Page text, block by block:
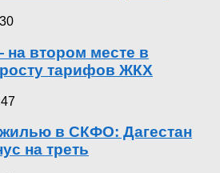
на втором месте в
тарифов ЖКХ
в СКФО: Дагестан
на треть